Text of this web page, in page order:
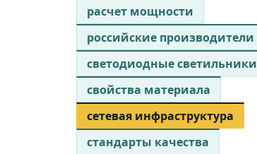
расчет мощности
российские производители
светодиодные светильники
свойства материала
сетевая инфраструктура
стандарты качества